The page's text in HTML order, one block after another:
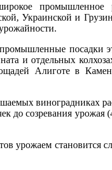
промышленное
Украинской и
посадки
и отдельных
Алиготе в
виноградниках
до созревания урожая
урожаем становится